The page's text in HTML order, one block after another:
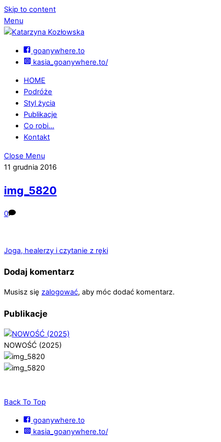
Skip to content
Menu
goanywhere.to
kasia_goanywhere.to/
HOME
Podróże
Styl życia
Publikacje
Co robi…
Kontakt
Close Menu
11 grudnia 2016
img_5820
0
Joga, healerzy i czytanie z ręki
Dodaj komentarz
Musisz się zalogować, aby móc dodać komentarz.
Publikacje
NOWOŚĆ (2025)
Back To Top
goanywhere.to
kasia_goanywhere.to/